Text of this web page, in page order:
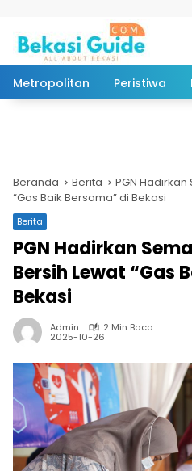
Metropolitan Peristiwa
Beranda Berita
PGN
“Gas Baik Bersama” di Bekasi
Berita
PGN Hadirkan
Bersih Lewat “Gas
Bekasi
Admin 2 Min Baca
2025-10-26